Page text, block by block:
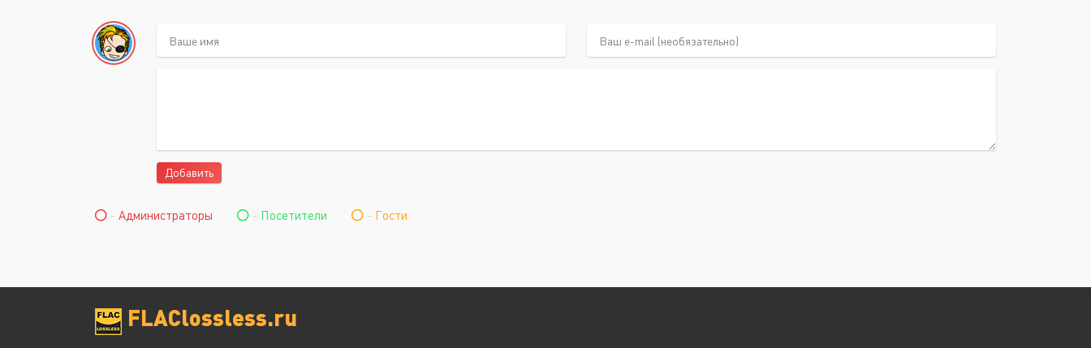
Добавить
- Администраторы - Посетители - Гости
FLAClossless.ru